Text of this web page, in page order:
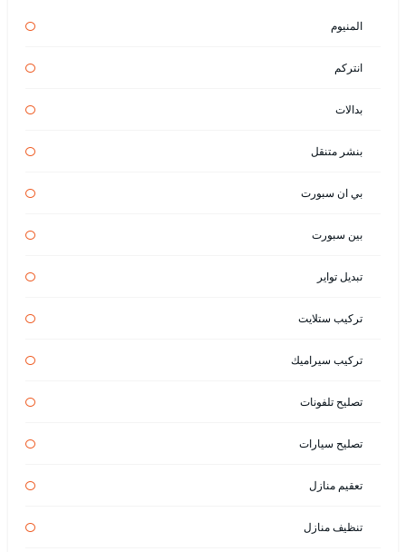
المنيوم
انتركم
بدالات
بنشر متنقل
بي ان سبورت
بين سبورت
تبديل تواير
تركيب ستلايت
تركيب سيراميك
تصليح تلفونات
تصليح سيارات
تعقيم منازل
تنظيف منازل